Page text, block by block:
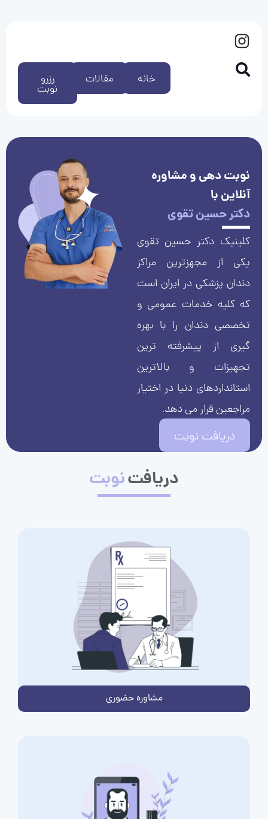
رزرو
نوبت
مقالات خانه
نوبت دهی و مشاوره
آنلاین با
دکتر حسین تقوی
کلینیک دکتر حسین تقوی
یکی از مجهزترین مراکز
دندان پزشکی در ایران است
که کلیه خدمات عمومی و
تخصصی دندان را با بهره
گیری از پیشرفته ترین
تجهیزات و بالاترین
استانداردهای دنیا در اختیار
مراجعین قرار می دهد.
دریافت نوبت
دریافتنوبت
مشاوره حضوری